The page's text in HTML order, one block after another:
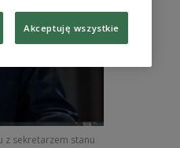
z sekretarzem stanu
Akceptuję wszystkie